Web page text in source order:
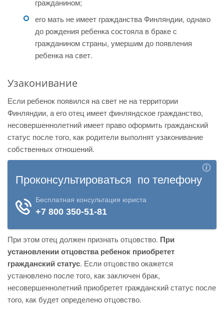
гражданином;
его мать не имеет гражданства Финляндии, однако
до рождения ребенка состояла в браке с
гражданином страны, умершим до появления
ребенка на свет.
Узаконивание
Если ребенок появился на свет не на территории
Финляндии, а его отец имеет финляндское гражданство,
несовершеннолетний имеет право оформить гражданский
статус после того, как родители выполнят узаконивание
собственных отношений.
При этом отец должен признать отцовство. При
установлении отцовства ребенок приобретет
гражданский статус. Если отцовство окажется
установлено после того, как заключен брак,
несовершеннолетний приобретет гражданский статус после
того, как будет определено отцовство.